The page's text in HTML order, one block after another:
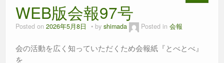
o
o
k
g
er p
WEB版会報97号
Posted on 2026年5月8日 by shimada Posted in 会報
会の活動を広く知っていただくため会報紙『とべとべ』
を